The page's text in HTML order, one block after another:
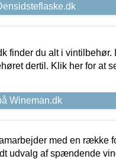
finder du alt i
dertil. Klik her for at
Wineman.dk
med en række
udvalg af spændende